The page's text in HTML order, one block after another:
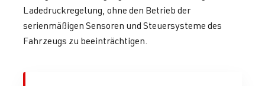
Ladedruckregelung, ohne den Betrieb der
serienmäßigen Sensoren und Steuersysteme des
Fahrzeugs zu beeinträchtigen.